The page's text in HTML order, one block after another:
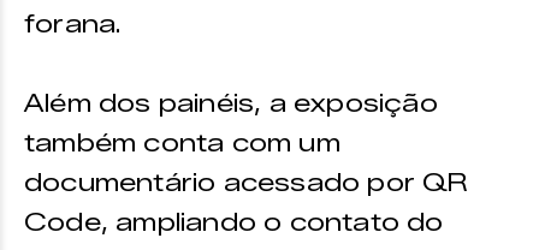
forana.
Além dos painéis, a exposição
também conta com um
documentário acessado por QR
Code, ampliando o contato do